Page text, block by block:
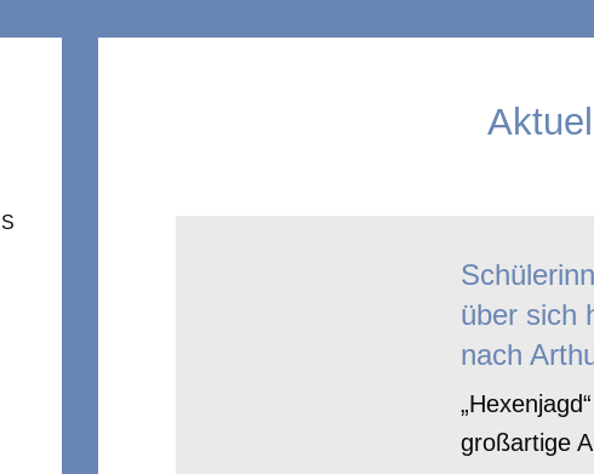
über sich
nach
großartige